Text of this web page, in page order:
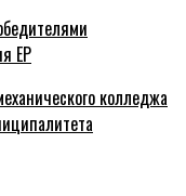
ЕР
колледжа